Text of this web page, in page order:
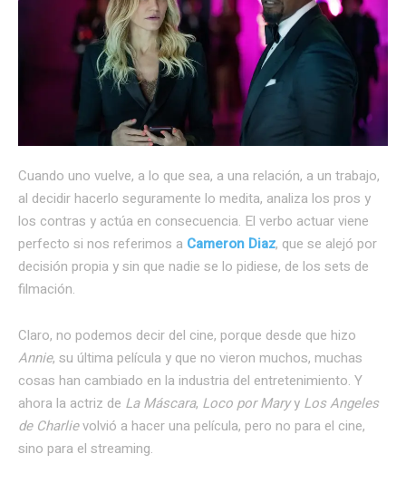
Cuando uno vuelve, a lo que sea, a una relación, a un trabajo,
al decidir hacerlo seguramente lo medita, analiza los pros y
los contras y actúa en consecuencia. El verbo actuar viene
perfecto si nos referimos a Cameron Diaz, que se alejó por
decisión propia y sin que nadie se lo pidiese, de los sets de
filmación.
Claro, no podemos decir del cine, porque desde que hizo
Annie, su última película y que no vieron muchos, muchas
cosas han cambiado en la industria del entretenimiento. Y
ahora la actriz de La Máscara, Loco por Maryy Los Angeles
de Charlievolvió a hacer una película, pero no para el cine,
sino para el streaming.